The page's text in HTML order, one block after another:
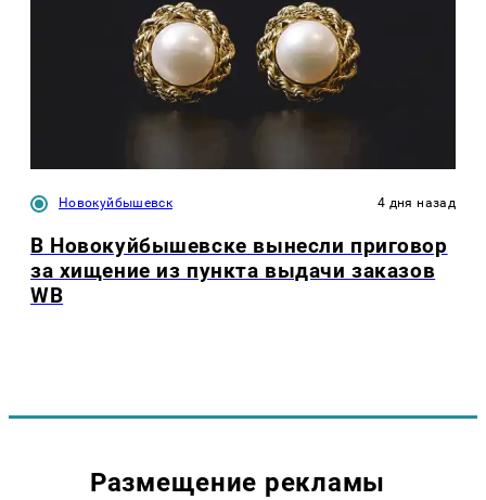
Новокуйбышевск 4 дня назад
В Новокуйбышевске вынесли приговор
за хищение из пункта выдачи заказов
WB
Размещение рекламы